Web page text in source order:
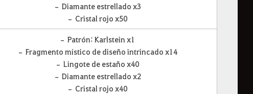
– Diamante estrellado x3
– Cristal rojo x50
– Patrón: Karlstein x1
– Fragmento místico de diseño intrincado x14
– Lingote de estaño x40
– Diamante estrellado x2
– Cristal rojo x40